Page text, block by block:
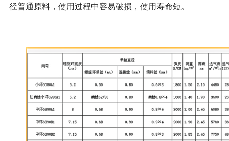
径普通原料，使用过程中容易破损，使用寿命短。